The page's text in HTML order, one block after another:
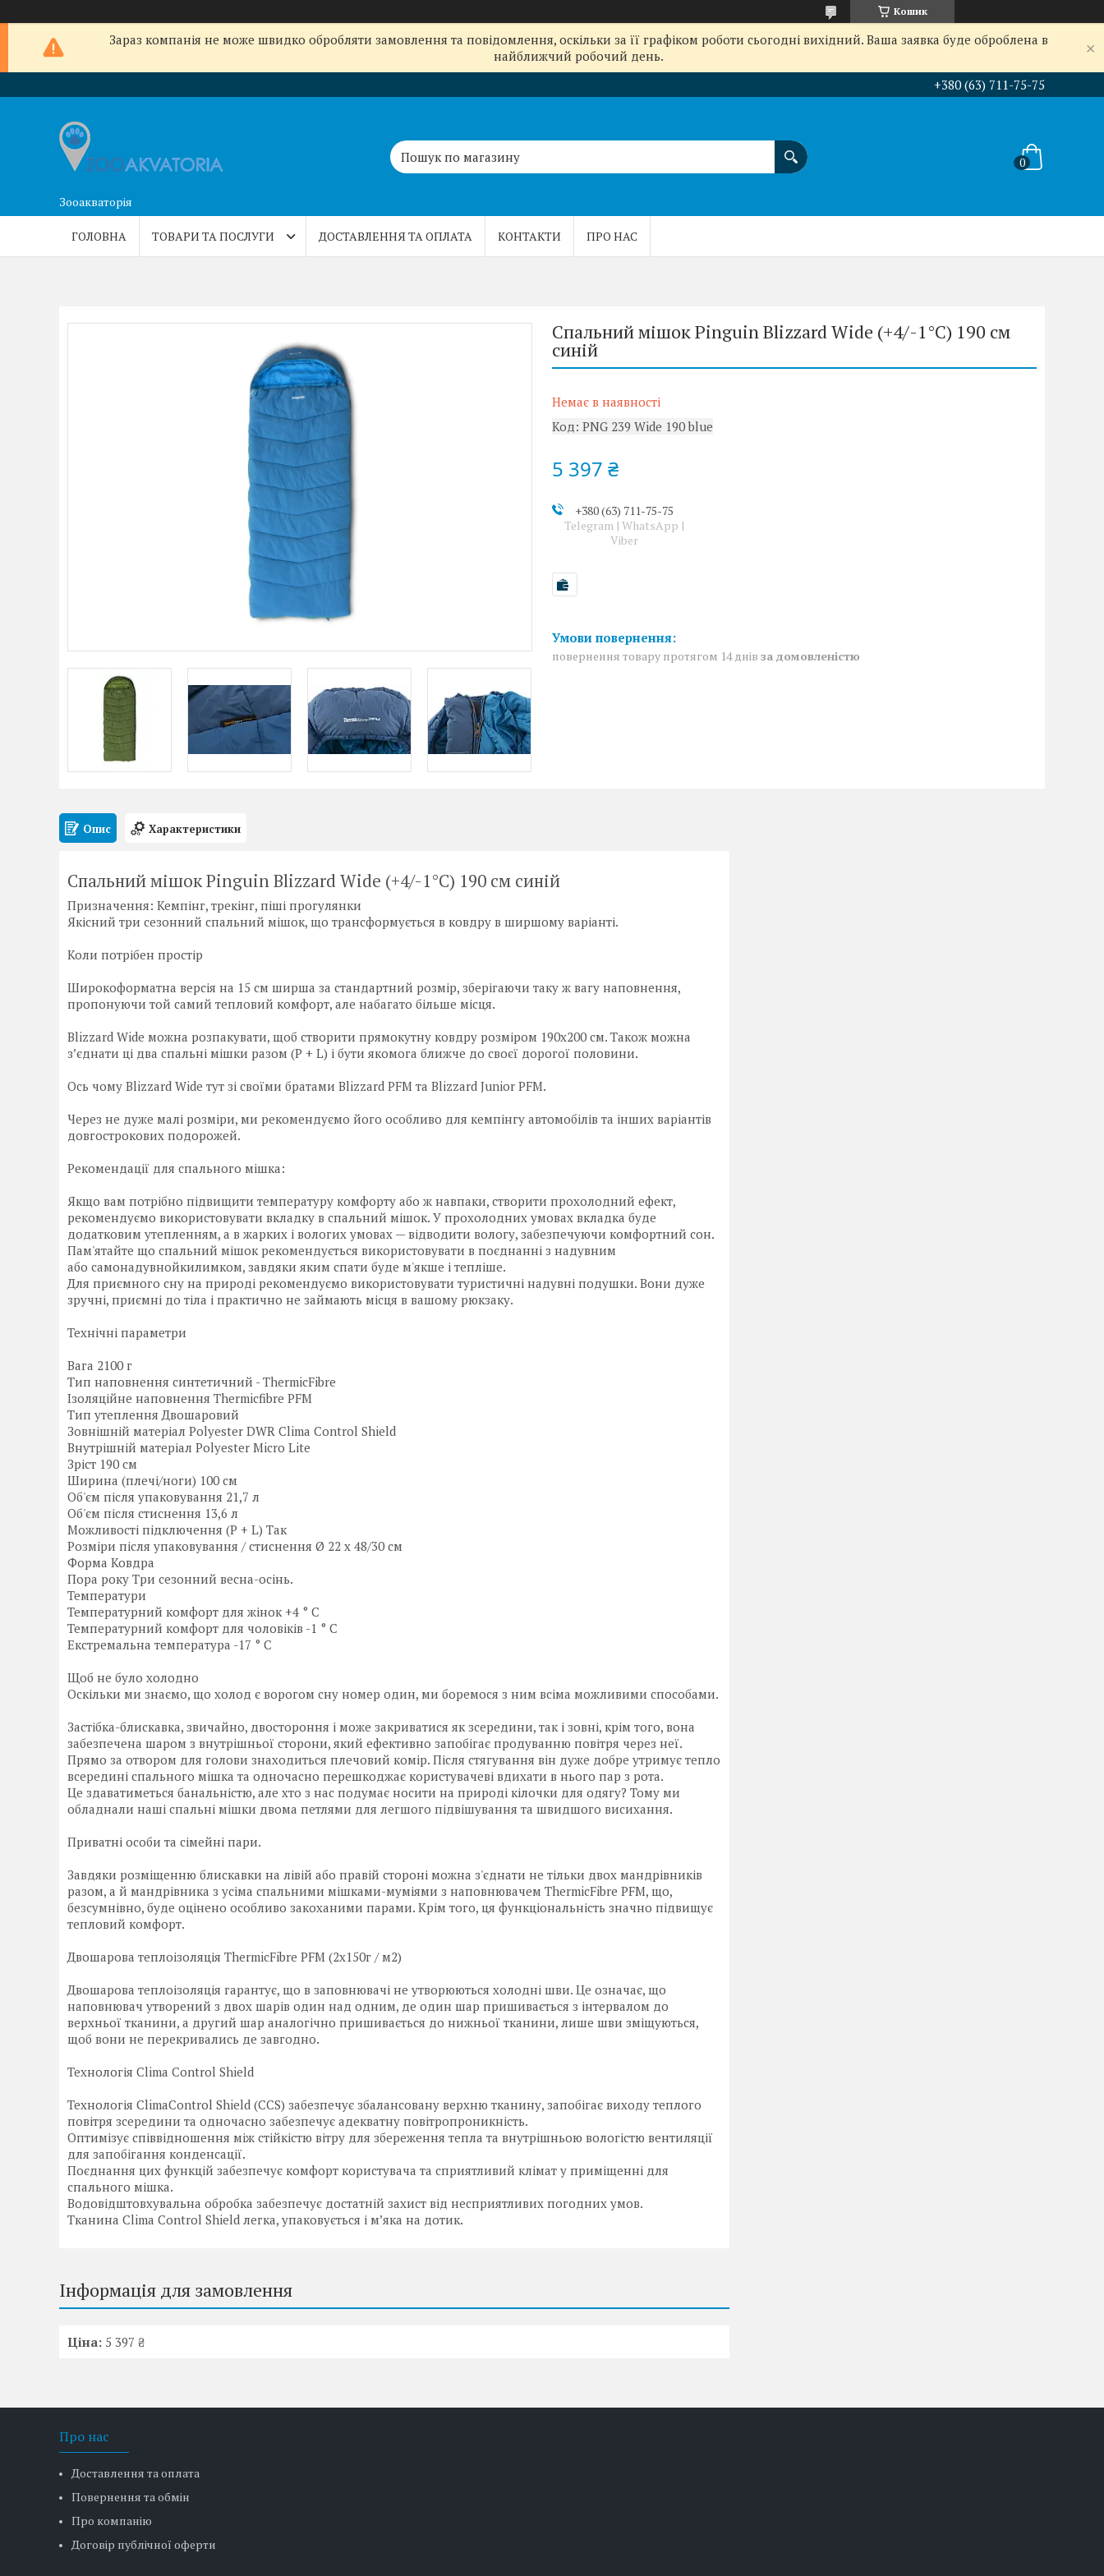
Кошик
Зараз компанія не може швидко обробляти замовлення та повідомлення, оскільки за її графіком роботи сьогодні вихідний. Ваша заявка буде оброблена в
найближчий робочий день.
+380 (63) 711-75-75
Зооакваторія
ГОЛОВНА ТОВАРИ ТА ПОСЛУГИ ДОСТАВЛЕННЯ ТА ОПЛАТА КОНТАКТИ ПРО НАС
Спальний мішок Pinguin Blizzard Wide (+4/-1°C) 190 см
синій
Немає в наявності
Код: PNG 239 Wide 190 blue
5 397 ₴
+380 (63) 711-75-75
Telegram | WhatsApp |
Viber
повернення товару протягом 14 днів за домовленістю
Опис Характеристики
Спальний мішок Pinguin Blizzard Wide (+4/-1°C) 190 см синій
Призначення: Кемпінг, трекінг, піші прогулянки
Якісний три сезонний спальний мішок, що трансформується в ковдру в ширшому варіанті.
Коли потрібен простір
Широкоформатна версія на 15 см ширша за стандартний розмір, зберігаючи таку ж вагу наповнення,
пропонуючи той самий тепловий комфорт, але набагато більше місця.
Blizzard Wide можна розпакувати, щоб створити прямокутну ковдру розміром 190x200 см. Також можна
з’єднати ці два спальні мішки разом (P + L) і бути якомога ближче до своєї дорогої половини.
Ось чому Blizzard Wide тут зі своїми братами Blizzard PFM та Blizzard Junior PFM.
Через не дуже малі розміри, ми рекомендуємо його особливо для кемпінгу автомобілів та інших варіантів
довгострокових подорожей.
Рекомендації для спального мішка:
Якщо вам потрібно підвищити температуру комфорту або ж навпаки, створити прохолодний ефект,
рекомендуємо використовувати вкладку в спальний мішок. У прохолодних умовах вкладка буде
додатковим утепленням, а в жарких і вологих умовах — відводити вологу, забезпечуючи комфортний сон.
Пам'ятайте що спальний мішок рекомендується використовувати в поєднанні з надувним
або самонадувнойкилимком, завдяки яким спати буде м'якше і тепліше.
Для приємного сну на природі рекомендуємо використовувати туристичні надувні подушки. Вони дуже
зручні, приємні до тіла і практично не займають місця в вашому рюкзаку.
Технічні параметри
Вага 2100 г
Тип наповнення синтетичний - ThermicFibre
Ізоляційне наповнення Thermicfibre PFM
Тип утеплення Двошаровий
Зовнішній матеріал Polyester DWR Clima Control Shield
Внутрішній матеріал Polyester Micro Lite
Зріст 190 см
Ширина (плечі/ноги) 100 см
Об'єм після упаковування 21,7 л
Об'єм після стиснення 13,6 л
Можливості підключення (P + L) Так
Розміри після упаковування / стиснення Ø 22 x 48/30 см
Форма Ковдра
Пора року Три сезонний весна-осінь.
Температури
Температурний комфорт для жінок +4 ° C
Температурний комфорт для чоловіків -1 ° C
Екстремальна температура -17 ° C
Щоб не було холодно
Оскільки ми знаємо, що холод є ворогом сну номер один, ми боремося з ним всіма можливими способами.
Застібка-блискавка, звичайно, двостороння і може закриватися як зсередини, так і зовні, крім того, вона
забезпечена шаром з внутрішньої сторони, який ефективно запобігає продуванню повітря через неї.
Прямо за отвором для голови знаходиться плечовий комір. Після стягування він дуже добре утримує тепло
всередині спального мішка та одночасно перешкоджає користувачеві вдихати в нього пар з рота.
Це здаватиметься банальністю, але хто з нас подумає носити на природі кілочки для одягу? Тому ми
обладнали наші спальні мішки двома петлями для легшого підвішування та швидшого висихання.
Приватні особи та сімейні пари.
Завдяки розміщенню блискавки на лівій або правій стороні можна з'єднати не тільки двох мандрівників
разом, а й мандрівника з усіма спальними мішками-муміями з наповнювачем ThermicFibre PFM, що,
безсумнівно, буде оцінено особливо закоханими парами. Крім того, ця функціональність значно підвищує
тепловий комфорт.
Двошарова теплоізоляція ThermicFibre PFM (2х150г / м2)
Двошарова теплоізоляція гарантує, що в заповнювачі не утворюються холодні шви. Це означає, що
наповнювач утворений з двох шарів один над одним, де один шар пришивається з інтервалом до
верхньої тканини, а другий шар аналогічно пришивається до нижньої тканини, лише шви зміщуються,
щоб вони не перекривались де завгодно.
Технологія Clima Control Shield
Технологія ClimaControl Shield (CCS) забезпечує збалансовану верхню тканину, запобігає виходу теплого
повітря зсередини та одночасно забезпечує адекватну повітропроникність.
Оптимізує співвідношення між стійкістю вітру для збереження тепла та внутрішньою вологістю вентиляції
для запобігання конденсації.
Поєднання цих функцій забезпечує комфорт користувача та сприятливий клімат у приміщенні для
спального мішка.
Водовідштовхувальна обробка забезпечує достатній захист від несприятливих погодних умов.
Тканина Clima Control Shield легка, упаковується і м’яка на дотик.
Інформація для замовлення
Ціна: 5 397 ₴
Про нас
Доставлення та оплата
Повернення та обмін
Про компанію
Договір публічної оферти